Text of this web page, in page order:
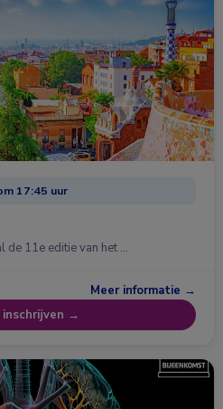
17:45 uur
de 11e editie van het …
Meer informatie →
→